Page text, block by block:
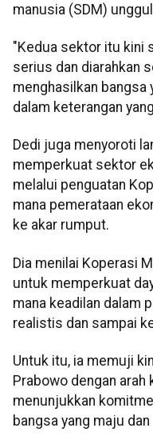
manusia (SDM)
"Kedua sektor itu kini
serius dan diarahkan
menghasilkan bangsa
dalam keterangan
Dedi juga menyoroti
memperkuat sektor
melalui penguatan
mana pemerataan
ke akar rumput.
Dia menilai Koperasi
untuk memperkuat
mana keadilan dalam
realistis dan sampai
Untuk itu, ia memuji
Prabowo dengan arah
menunjukkan
bangsa yang maju